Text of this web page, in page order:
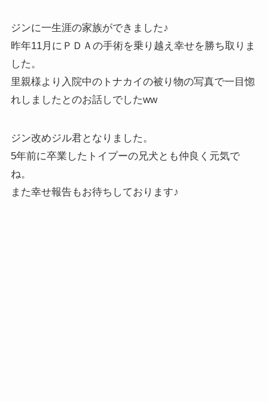
ジンに一生涯の家族ができました♪
昨年11月にＰＤＡの手術を乗り越え幸せを勝ち取りま
した。
里親様より入院中のトナカイの被り物の写真で一目惚
れしましたとのお話しでしたww
ジン改めジル君となりました。
5年前に卒業したトイプーの兄犬とも仲良く元気で
ね。
また幸せ報告もお待ちしております♪